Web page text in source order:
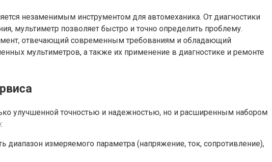
незаменимым инструментом для автомеханика. От диагностики
мультиметр позволяет быстро и точно определить проблему.
отвечающий современным требованиям и обладающий
мультиметров, а также их применение в диагностике и ремонте
улучшенной точностью и надежностью, но и расширенным набором
диапазон измеряемого параметра (напряжение, ток, сопротивление),